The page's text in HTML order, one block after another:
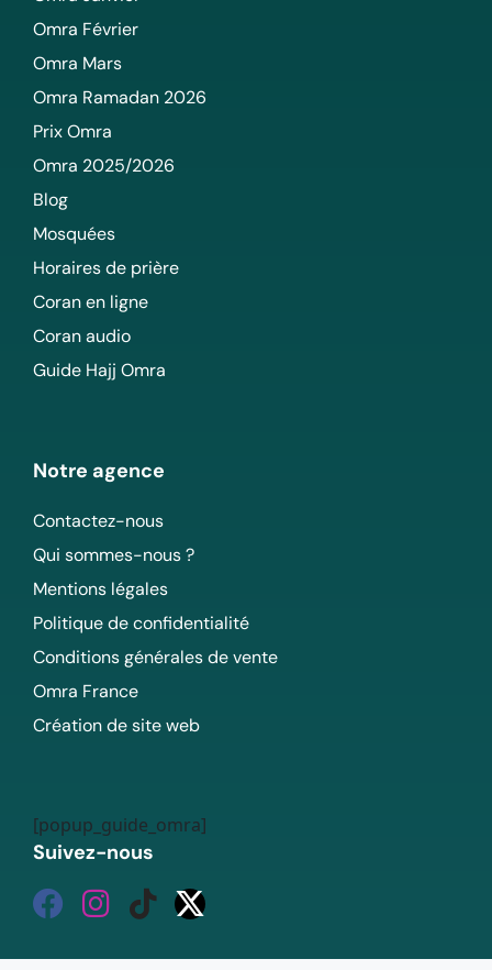
Omra Février
Omra Mars
Omra Ramadan 2026
Prix Omra
Omra 2025/2026
Blog
Mosquées
Horaires de prière
Coran en ligne
Coran audio
Guide Hajj Omra
Notre agence
Contactez-nous
Qui sommes-nous ?
Mentions légales
Politique de confidentialité
Conditions générales de vente
Omra France
Création de site web
[popup_guide_omra]
Suivez-nous